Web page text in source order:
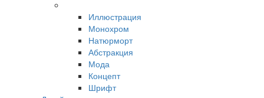
Иллюстрация
Монохром
Натюрморт
Абстракция
Мода
Концепт
Шрифт